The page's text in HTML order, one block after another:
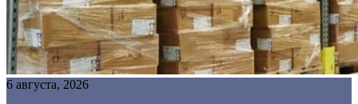
6 августа, 2026